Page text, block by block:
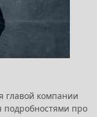
главой компании
подробностями про